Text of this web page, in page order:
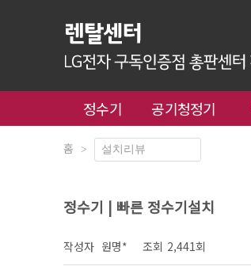
정수기 공기청정기
홈 >
정수기 | 빠른 정수기설치
작성자 원명* 조회 2,441회